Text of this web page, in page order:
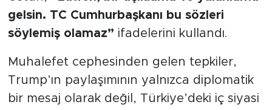
gelsin. TC Cumhurbaşkanı bu sözleri
söylemiş olamaz” ifadelerini kullandı.
Muhalefet cephesinden gelen tepkiler,
Trump’ın paylaşımının yalnızca diplomatik
bir mesaj olarak değil, Türkiye’deki iç siyasi